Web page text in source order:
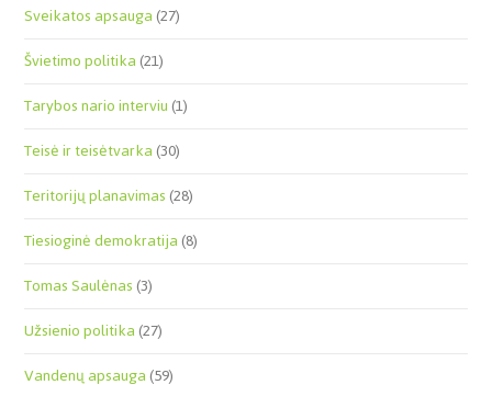
Sveikatos apsauga(27)
Švietimo politika(21)
Tarybos nario interviu(1)
Teisė ir teisėtvarka(30)
Teritorijų planavimas(28)
Tiesioginė demokratija(8)
Tomas Saulėnas(3)
Užsienio politika(27)
Vandenų apsauga(59)